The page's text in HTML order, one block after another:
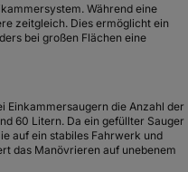
Während eine
zeitgleich. Dies ermöglicht ein
bei großen Flächen eine
Einkammersaugern die Anzahl der
60 Litern. Da ein gefüllter Sauger
auf ein stabiles Fahrwerk und
das Manövrieren auf unebenem